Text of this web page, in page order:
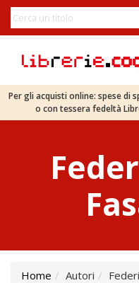
Per gli acquisti online: spese di
o con tessera fedeltà
Home Autori